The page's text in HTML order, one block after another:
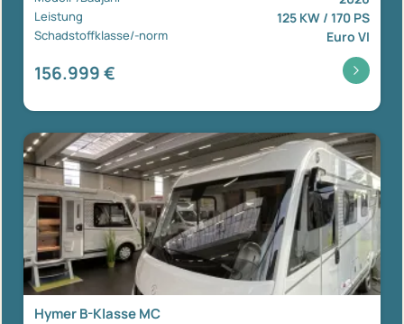
Leistung 125 KW / 170 PS
Schadstoffklasse/-norm Euro VI
156.999 €
Hymer B-Klasse MC